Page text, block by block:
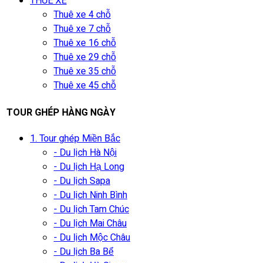
Thuê xe 4 chỗ
Thuê xe 7 chỗ
Thuê xe 16 chỗ
Thuê xe 29 chỗ
Thuê xe 35 chỗ
Thuê xe 45 chỗ
TOUR GHÉP HÀNG NGÀY
1. Tour ghép Miền Bắc
- Du lịch Hà Nội
- Du lịch Hạ Long
- Du lịch Sapa
- Du lịch Ninh Bình
- Du lịch Tam Chúc
- Du lịch Mai Châu
- Du lịch Mộc Châu
- Du lịch Ba Bể